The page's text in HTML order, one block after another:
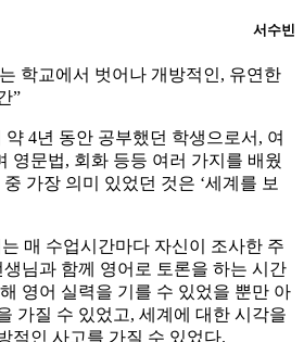
서수빈
학교에서 벗어나 개방적인, 유연한
”
약 4년 동안 공부했던 학생으로서, 여
영문법, 회화 등등 여러 가지를 배웠
가장 의미 있었던 것은 ‘세계를 보
는 매 수업시간마다 자신이 조사한 주
님과 함께 영어로 토론을 하는 시간
영어 실력을 기를 수 있었을 뿐만 아
가질 수 있었고, 세계에 대한 시각을
적인 사고를 가질 수 있었다.